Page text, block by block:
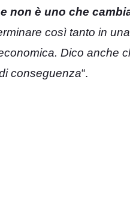
non è uno che
così tanto in
Dico anche
conseguenza“.